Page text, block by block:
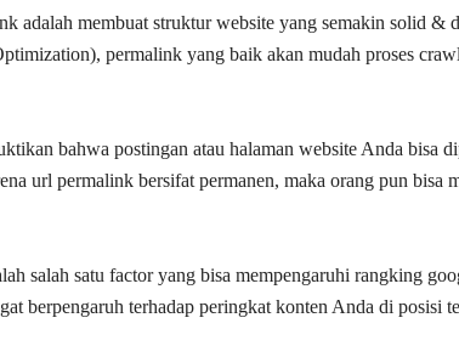
adalah membuat struktur website yang semakin solid &
permalink yang baik akan mudah proses
bahwa postingan atau halaman website Anda bisa
url permalink bersifat permanen, maka orang pun bisa
salah satu factor yang bisa mempengaruhi rangking
berpengaruh terhadap peringkat konten Anda di posisi